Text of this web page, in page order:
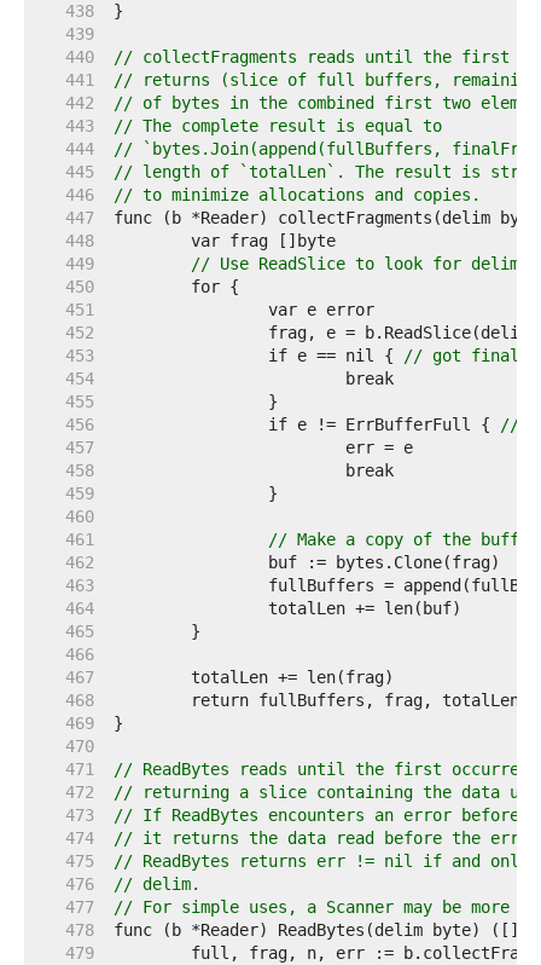
   438
   439
   440
// collectFragments reads until the first
   441
// returns (slice of full buffers, remaining
   442
// of bytes in the combined first two
   443
// The complete result is equal to
   444
// `bytes.Join(append(fullBuffers,
   445
// length of `totalLen`. The result is
   446
// to minimize allocations and copies.
   447
   448
   449
// Use ReadSlice to look for
   450
   451
   452
   453
		if e == nil {
// got final
   454
   455
   456
		if e != ErrBufferFull {
//
   457
   458
   459
   460
   461
// Make a copy of the
   462
   463
   464
   465
   466
   467
   468
   469
   470
   471
// ReadBytes reads until the first
   472
// returning a slice containing the data
   473
// If ReadBytes encounters an error
   474
// it returns the data read before the
   475
// ReadBytes returns err != nil if and only
   476
// delim.
   477
// For simple uses, a Scanner may be more
   478
   479